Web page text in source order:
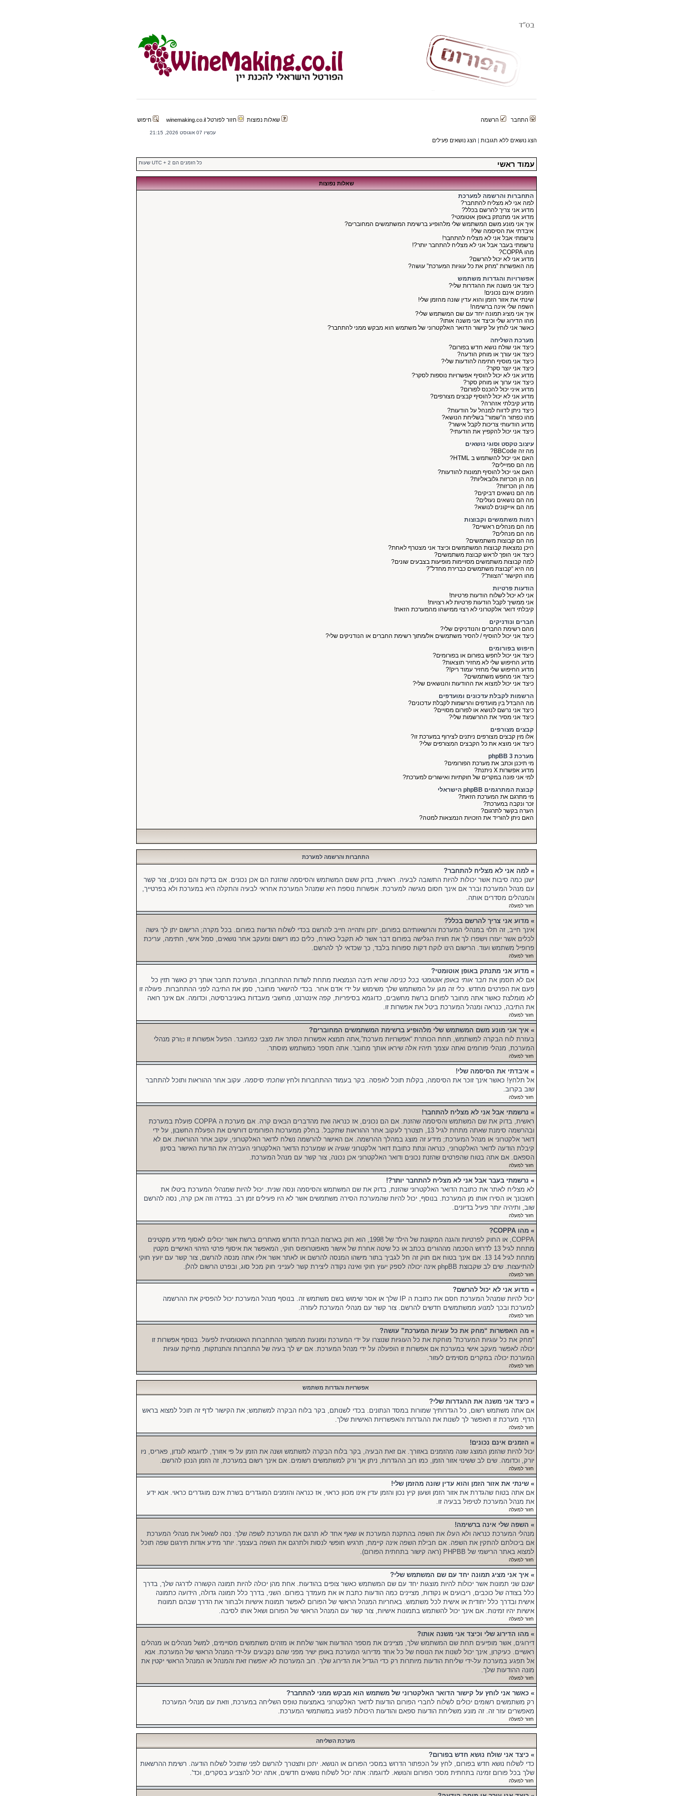
התחבר הרשמה שאלות נפוצות חזור לפורטל winemaking.co.il חיפוש
עכשיו 07 אוגוסט 2026, 21:15
הצג נושאים ללא תגובות | הצג נושאים פעילים
עמוד ראשי כל הזמנים הם UTC + 2 שעות
שאלות נפוצות
התחברות והרשמה למערכת
למה אני לא מצליח להתחבר?
מדוע אני צריך להרשם בכלל?
מדוע אני מתנתק באופן אוטומטי?
איך אני מונע משם המשתמש שלי מלהופיע ברשימת המשתמשים המחוברים?
איבדתי את הסיסמה שלי!
נרשמתי אבל אני לא מצליח להתחבר!
נרשמתי בעבר אבל אני לא מצליח להתחבר יותר?!
מהו COPPA?
מדוע אני לא יכול להרשם?
מה האפשרות “מחק את כל עוגיות המערכת” עושה?
אפשרויות והגדרות משתמש
כיצד אני משנה את ההגדרות שלי?
הזמנים אינם נכונים!
שינתי את אזור הזמן והוא עדין שונה מהזמן שלי!
השפה שלי אינה ברשימה!
איך אני מציג תמונה יחד עם שם המשתמש שלי?
מהו הדירוג שלי וכיצד אני משנה אותו?
כאשר אני לוחץ על קישור הדואר האלקטרוני של משתמש הוא מבקש ממני להתחבר?
מערכת השליחה
כיצד אני שולח נושא חדש בפורום?
כיצד אני עורך או מוחק הודעה?
כיצד אני מוסיף חתימה להודעות שלי?
כיצד אני יוצר סקר?
מדוע אני לא יכול להוסיף אפשרויות נוספות לסקר?
כיצד אני ערוך או מוחק סקר?
מדוע איני יכול להכנס לפורום?
מדוע אני לא יכול להוסיף קבצים מצורפים?
מדוע קיבלתי אזהרה?
כיצד ניתן לדווח למנהל על הודעות?
מהו כפתור ה“שמור” בשליחת הנושא?
מדוע הודעותי צריכות לקבל אישור?
כיצד אני יכול להקפיץ את הודעתי?
עיצוב טקסט וסוגי נושאים
מה זה BBCode?
האם אני יכול להשתמש ב HTML?
מה הם סמיילים?
האם אני יכול להוסיף תמונות להודעות?
מה הן הכרזות גלובאליות?
מה הן הכרזות?
מה הם נושאים דביקים?
מה הם נושאים נעולים?
מה הם אייקונים לנושא?
רמות משתמשים וקבוצות
מה הם מנהלים ראשיים?
מה הם מנהלים?
מה הם קבוצות משתמשים?
היכן נמצאות קבוצות המשתמשים וכיצד אני מצטרף לאחת?
כיצד אני הופך לראש קבוצת משתמשים?
למה קבוצות משתמשים מסויימות מופיעות בצבעים שונים?
מה היא “קבוצת משתמשים כברירת מחדל”?
מהו הקישור “הצוות”?
הודעות פרטיות
אני לא יכול לשלוח הודעות פרטיות!
אני ממשיך לקבל הודעות פרטיות לא רצויות!
קיבלתי דואר אלקטרוני לא רצוי ממישהו מהמערכת הזאת!
חברים ונודניקים
מהם רשימת החברים והנודניקים שלי?
כיצד אני יכול להוסיף / להסיר משתמשים אל/מתוך רשימת החברים או הנודניקים שלי?
חיפוש בפורומים
כיצד אני יכול לחפש בפורום או בפורומים?
מדוע החיפוש שלי לא מחזיר תוצאות?
מדוע החיפוש שלי מחזיר עמוד ריק!?
כיצד אני מחפש משתמשים?
כיצד אני יכול למצוא את ההודעות והנושאים שלי?
הרשמות לקבלת עדכונים ומועדפים
מה ההבדל בין מועדפים והרשמות לקבלת עדכונים?
כיצד אני נרשם לנושא או לפורום מסויים?
כיצד אני מסיר את ההרשמות שלי?
קבצים מצורפים
אלו מין קבצים מצורפים ניתנים לצירוף במערכת זו?
כיצד אני מוצא את כל הקבצים המצורפים שלי?
מערכת phpBB 3
מי תיכנן וכתב את מערכת הפורומים?
מדוע אפשרות X ניתנת?
למי אני פונה במקרים של חוקתיות ואישורים למערכת?
קבוצת המתרגמים phpBB הישראלי
מי מתרגם את המערכת הזאת?
זכר ונקבה במערכת?
הערה בקשר לתרגום?
האם ניתן להוריד את הזכויות הנמצאות למטה?
התחברות והרשמה למערכת
» למה אני לא מצליח להתחבר?
ישנן כמה סיבות אשר יכולות להיות התשובה לבעיה. ראשית, בדוק ששם המשתמש והסיסמה שהזנת הם אכן נכונים. אם בדקת והם נכונים, צור קשר
עם מנהל המערכת וברר אם אינך חסום מגישה למערכת. אפשרות נוספת היא שמנהל המערכת אחראי לבעיה והתקלה היא במערכת ולא בפרטייך,
והמנהלים מסדרים אותה.
חזור למעלה
» מדוע אני צריך להרשם בכלל?
אינך חייב, זה תלוי במנהלי המערכת והרשאותיהם בפורום, יתכן ותהייה חייב להרשם בכדי לשלוח הודעות בפורום. בכל מקרה; הרישום יתן לך גישה
לכלים אשר יעזרו וישפרו לך את חווית הגלישה בפורום דבר אשר לא תקבל כאורח, כלים כמו רישום ומעקב אחר נושאים, סמל אישי, חתימה, עריכת
פרופיל משתמש ועוד. הרישום הינו לוקח דקות ספורות בלבד, כך שכדאי לך להרשם.
חזור למעלה
» מדוע אני מתנתק באופן אוטומטי?
אם לא תסמן את חבר אותי באופן אוטומטי בכל כניסה שהיא תיבה הנמצאת מתחת לשדות ההתחברות, המערכת תחבר אותך רק כאשר תזין כל
פעם את הפרטים מחדש. כלי זה מגן על המשתמש שלך משימוש על ידי אדם אחר. בכדי להישאר מחובר, סמן את התיבה לפני ההתחברות. פעולה זו
לא מומלצת כאשר אתה מחובר לפורום ברשת מחשבים, כדוגמא בסיפריות, קפה אינטרנט, מחשבי מעבדות באוניברסיטה, וכדומה. אם אינך רואה
את התיבה, כנראה ומנהל המערכת ביטל את אפשרות זו.
חזור למעלה
» איך אני מונע משם המשתמש שלי מלהופיע ברשימת המשתמשים המחוברים?
בעזרת לוח הבקרה למשתמש, תחת הכותרת “אפשרויות מערכת”,אתה תמצא אפשרות הסתר את מצבי כמחובר. הפעל אפשרות זו כןורק מנהלי
המערכת, מנהלי פורומים ואתה עצמך תיהיו אלה שיראו אותך מחובר. אתה תספר כמשתמש מוסתר.
חזור למעלה
» איבדתי את הסיסמה שלי!
אל תלחץ! כאשר אינך זוכר את הסיסמה, בקלות תוכל לאפסה. בקר בעמוד ההתחברות ולחץשחכתי סיסמה. עקוב אחר ההוראות ותוכל להתחבר
שוב בקרוב.
חזור למעלה
» נרשמתי אבל אני לא מצליח להתחבר!
ראשית, בדוק את שם המשתמש והסיסמה שהזנת. אם הם נכונים, אז כנראה ואת מהדברים הבאים קרה. אם מערכת ה COPPA פועלת במערכת
ובהרשמה סימנת שאתה מתחת לגיל 13, תצטרך לעקוב אחר ההוראות שתקבל. בחלק ממערכות הפורומים דורשים את הפעלת החשבון, על ידי
דואר אלקטרוני או מנהל המערכת; מידע זה מוצג במהלך ההרשמה. אם האישור להרשמה נשלח לדואר האלקטרוני, עקוב אחר ההוראות. אם לא
קיבלת הודעה לדואר האלקטרוני, כנראה ונתת כתובת דואר אלקטרוני שגויה או שמערכת הדואר האלקטרוני העבירה את הודעת האישור בסינון
הספאם. אם אתה בטוח שהפרטים שהזנת נכונים ודואר האלקטרוני אכן נכונה, צור קשר עם מנהל המערכת.
חזור למעלה
» נרשמתי בעבר אבל אני לא מצליח להתחבר יותר?!
לא מצליח לאתר את כתובת הדואר האלקטרוני שהזנת, בדוק את שם המשתמש והסיסמה ונסה שנית. יכול להיות שמנהלי המערכת ביטלו את
חשבונך או הסירו אותו מן המערכת. בנוסף, יכול להיות שהמערכת הסירה משתמשים אשר לא היו פעילים זמן רב. במידה וזה אכן קרה, נסה להרשם
שוב, ותיהיה יותר פעיל בדיונים.
חזור למעלה
» מהו COPPA?
COPPA, או החוק לפרטיות והגנה המקוונת של הילד של 1998, הוא חוק בארצות הברית הדורש מאתרים ברשת אשר יכולים לאסוף מידע מקטינים
מתחת לגיל 13 לדרוש הסכמה מההורים בכתב או כל שיטה אחרת של אישור מאפוטרופוס חוקי, המאפשר את איסוף פרטי הזיהוי האישיים מקטין
מתחת לגיל 14 13. אם אינך בטוח אם חוק זה חל לגביך בתור מישהו המנסה להרשם או לאתר אשר אליו אתה מנסה להרשם, צור קשר עם יועץ חוקי
להתיעצות. שים לב שקבוצת phpBB אינה יכולה לספק יעוץ חוקי ואינה נקודה ליצירת קשר לענייני חוק מכל סוג, ובפרט הרשום להלן.
חזור למעלה
» מדוע אני לא יכול להרשם?
יכול להיות שמנהל המערכת חסם את כתובת ה IP שלך או אסר שימוש בשם משתמש זה. בנוסף מנהל המערכת יכול להפסיק את ההרשמה
למערכת ובכך למנוע ממשתמשים חדשים להרשם. צור קשר עם מנהלי המערכת לעזרה.
חזור למעלה
» מה האפשרות “מחק את כל עוגיות המערכת” עושה?
“מחק את כל עוגיות המערכת” מוחקת את כל העוגיות שנוצרו על ידי המערכת ומונעת מהמשך ההתחברות האוטומטית לפעול. בנוסף אפשרות זו
יכולה לאפשר מעקב אישי במערכת אם אפשרות זו הופעלה על ידי מנהל המערכת. אם יש לך בעיה של התחברות והתנתקות, מחיקת עוגיות
המערכת יכולה במקרים מסוימים לעזור.
חזור למעלה
אפשרויות והגדרות משתמש
» כיצד אני משנה את ההגדרות שלי?
אם אתה משתמש רשום, כל הגדרותיך שמורות במסד הנתונים. בכדי לשנותם, בקר בלוח הבקרה למשתמש; את הקישור לדף זה תוכל למצוא בראש
הדף. מערכת זו תאפשר לך לשנות את ההגדרות והאפשרויות האישיות שלך.
חזור למעלה
» הזמנים אינם נכונים!
יכול להיות שהזמן המוצג שונה מהזמנים באזורך. אם זאת הבעיה, בקר בלוח הבקרה למשתמש ושנה את הזמן על פי אזורך, לדוגמא לונדון, פאריס, ניו
יורק, וכדומה. שים לב ששינוי אזור הזמן, כמו רוב ההגדרות, ניתן אך ורק למשתמשים רשומים. אם אינך רשום במערכת, זה הזמן הנכון להרשם.
חזור למעלה
» שינתי את אזור הזמן והוא עדין שונה מהזמן שלי!
אם אתה בטוח שהגדרת את אזור הזמן ושעון קיץ נכון והזמן עדין אינו מכוון כראוי, אז כנראה והזמנים המוגדרים בשרת אינם מוגדרים כראוי. אנא ידע
את מנהל המערכת לטיפול בבעיה זו.
חזור למעלה
» השפה שלי אינה ברשימה!
מנהלי המערכת כנראה ולא העלו את השפה בהתקנת המערכת או שאף אחד לא תרגם את המערכת לשפה שלך. נסה לשאול את מנהלי המערכת
אם ביכולתם להתקין את השפה. אם חבילת השפה אינה קיימת, תרגיש חופשי לנסות ולתרגם את השפה בעצמך. יותר מידע אודות תירגום שפה תוכל
למצוא באתר הרישמי של PHPBB (ראה קישור בתחתית הפורום).
חזור למעלה
» איך אני מציג תמונה יחד עם שם המשתמש שלי?
ישנם שני תמונות אשר יכולות להיות מוצגות יחד עם שם המשתמש כאשר צופים בהודעות. אחת מהן יכולה להיות תמונה הקשורה לדרגה שלך, בדרך
כלל בצודה של כוכבים, ריבועים או נקודות, מציינים כמה הודעות כתבת או את מעמדך בפורום. השני, בדרך כלל תמונה גדולה, הידועה כתמונה
אישית ובדרך כלל יחודית או אישית לכל משתמש. באחריות המנהל הראשי של הפורום לאפשר תמונות אישיות ולבחור את הדרך שבהם תמונות
אישיות יהיו זמינות. אם אינך יכול להשתמש בתמונות אישיות, צור קשר עם המנהל הראשי של הפורום ושאל אותו לסיבה.
חזור למעלה
» מהו הדירוג שלי וכיצד אני משנה אותו?
דירוגים, אשר מופיעים תחת שם המשתמש שלך, מציינים את מספר ההודעות אשר שלחת או מזהים משתמשים מסויימים, למשל מנהלים או מנהלים
ראשיים. כעיקרון, אינך יכול לשנות את הנוסח של כל אחד מדירוגי המערכת באופן ישיר מפני שהם נקבעים על-ידי המנהל הראשי של המערכת. אנא
אל תפגע במערכת על-ידי שליחת הודעות מיותרות רק כדי הגדיל את הדירוג שלך. רוב המערכות לא יאפשרו זאת והמנהל או המנהל הראשי יקטין את
מונה ההודעות שלך.
חזור למעלה
» כאשר אני לוחץ על קישור הדואר האלקטרוני של משתמש הוא מבקש ממני להתחבר?
רק משתמשים רשומים יכולים לשלוח לחברי הפורום הודעות לדואר האלקטרוני באמצעות טופס השליחה במערכת, וזאת עם מנהלי המערכת
מאפשרים עזר זה. זה מונע משליחת הודעות ספאם והודעות היכולות לפגוע במשתמשי המערכת.
חזור למעלה
מערכת השליחה
» כיצד אני שולח נושא חדש בפורום?
כדי לשלוח נושא חדש בפורום, לחץ על הכפתור הדרוש במסכי הפורום או הנושא. יתכן ותצטרך להרשם לפני שתוכל לשלוח הודעה. רשימת ההרשאות
שלך בכל פורום זמינה בתחתית מסכי הפורום והנושא. לדוגמה: אתה יכול לשלוח נושאים חדשים, אתה יכול להצביע בסקרים, וכד'.
חזור למעלה